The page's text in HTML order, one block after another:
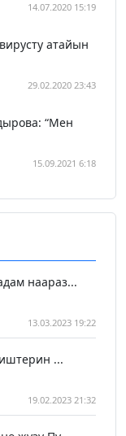
14.07.2020 15:19
атайын
29.02.2020 23:43
“Мен
15.09.2021 6:18
наараз...
13.03.2023 19:22
...
19.02.2023 21:32